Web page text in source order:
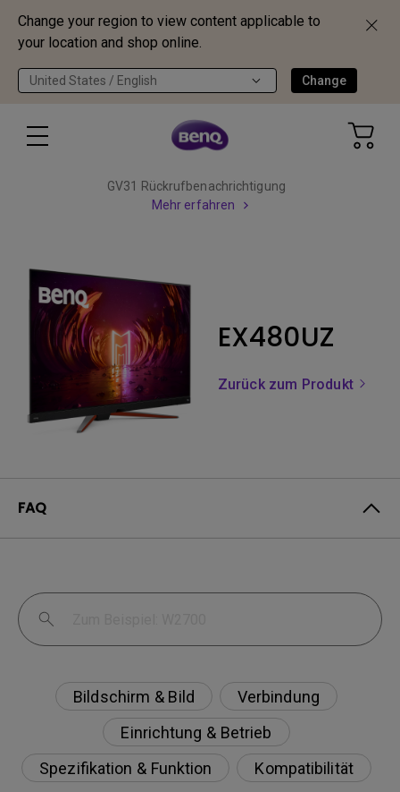
Change your region to view content applicable to
your location and shop online.
United States / English Change
GV31 Rückrufbenachrichtigung
Mehr erfahren
EX480UZ
Zurück zum Produkt
FAQ
Bildschirm & Bild
Verbindung
Einrichtung & Betrieb
Spezifikation & Funktion
Kompatibilität